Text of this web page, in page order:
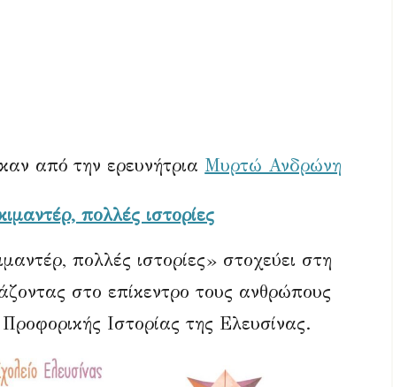
από την ερευνήτρια Μυρτώ Ανδρώνη
πολλές ιστορίες
πολλές ιστορίες» στοχεύει στη
στο επίκεντρο τους ανθρώπους
Ιστορίας της Ελευσίνας.